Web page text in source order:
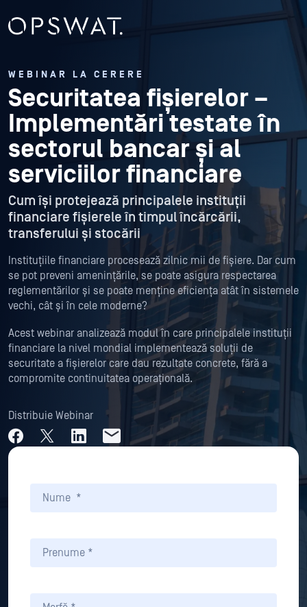
WEBINAR LA CERERE
Securitatea fișierelor –
Implementări testate în
sectorul bancar și al
serviciilor financiare
Cum își protejează principalele instituții
financiare fișierele în timpul încărcării,
transferului și stocării
Instituțiile financiare procesează zilnic mii de fișiere. Dar cum
se pot preveni amenințările, se poate asigura respectarea
reglementărilor și se poate menține eficiența atât în sistemele
vechi, cât și în cele moderne?
Acest webinar analizează modul în care principalele instituții
financiare la nivel mondial implementează soluții de
securitate a fișierelor care dau rezultate concrete, fără a
compromite continuitatea operațională.
Distribuie Webinar